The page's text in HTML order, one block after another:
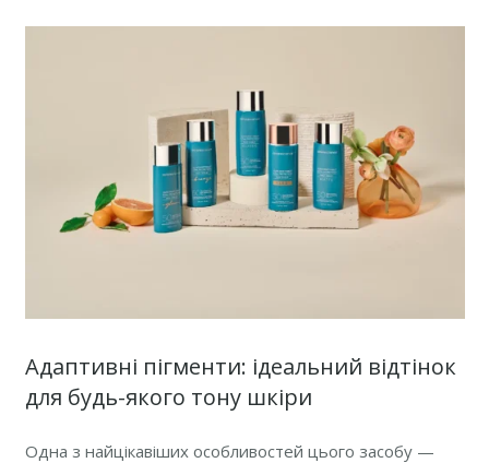
Адаптивні пігменти: ідеальний відтінок
для будь-якого тону шкіри
Одна з найцікавіших особливостей цього засобу —